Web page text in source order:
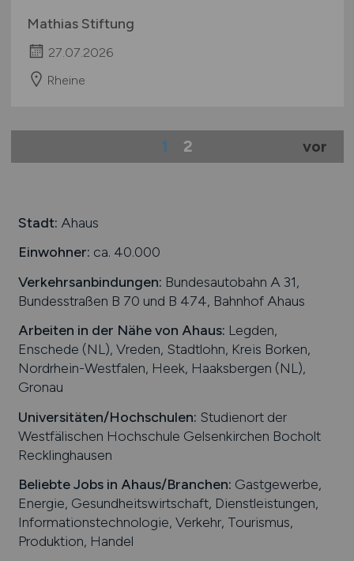
Mathias Stiftung
27.07.2026
Rheine
1 2 vor
Stadt: Ahaus
Einwohner: ca. 40.000
Verkehrsanbindungen: Bundesautobahn A 31,
Bundesstraßen B 70 und B 474, Bahnhof Ahaus
Arbeiten in der Nähe von Ahaus: Legden,
Enschede (NL), Vreden, Stadtlohn, Kreis Borken,
Nordrhein-Westfalen, Heek, Haaksbergen (NL),
Gronau
Universitäten/Hochschulen: Studienort der
Westfälischen Hochschule Gelsenkirchen Bocholt
Recklinghausen
Beliebte Jobs in Ahaus/Branchen: Gastgewerbe,
Energie, Gesundheitswirtschaft, Dienstleistungen,
Informationstechnologie, Verkehr, Tourismus,
Produktion, Handel